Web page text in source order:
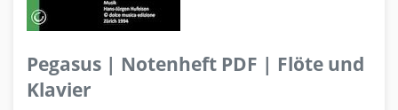
Pegasus | Notenheft PDF | Flöte und
Klavier